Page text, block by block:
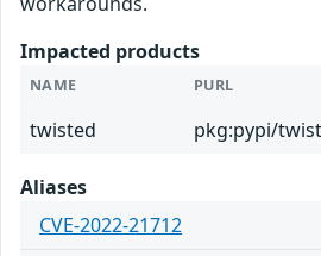
Impacted products
NAME PURL
twisted pkg:pypi/
Aliases
CVE-2022-21712